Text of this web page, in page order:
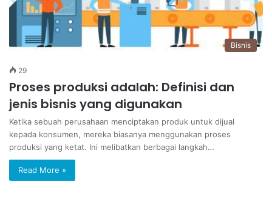
Bisnis
29
Proses produksi adalah: Definisi dan
jenis bisnis yang digunakan
Ketika sebuah perusahaan menciptakan produk untuk dijual
kepada konsumen, mereka biasanya menggunakan proses
produksi yang ketat. Ini melibatkan berbagai langkah…
Read More »